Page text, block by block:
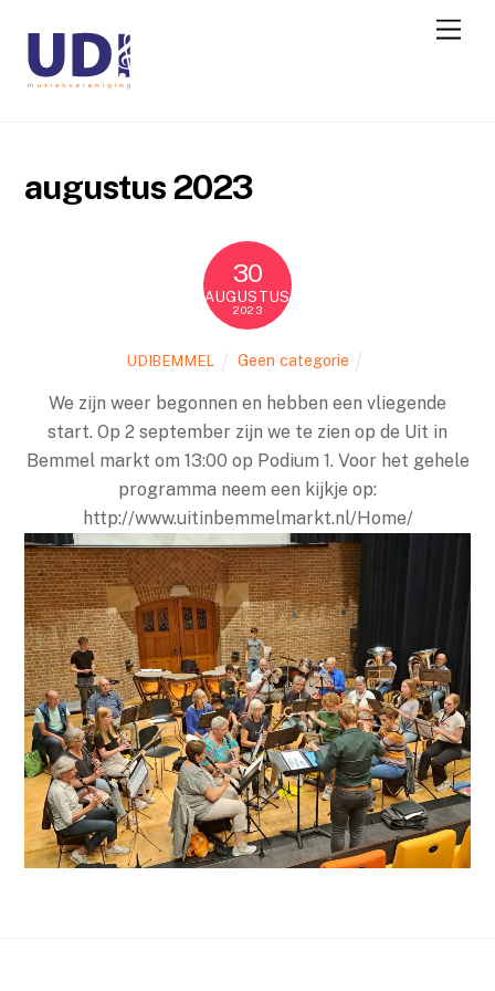
augustus 2023
30
AUGUSTUS
2023
UDIBEMMEL Geen categorie
We zijn weer begonnen en hebben een vliegende
start. Op 2 september zijn we te zien op de Uit in
Bemmel markt om 13:00 op Podium 1. Voor het gehele
programma neem een kijkje op:
http://www.uitinbemmelmarkt.nl/Home/